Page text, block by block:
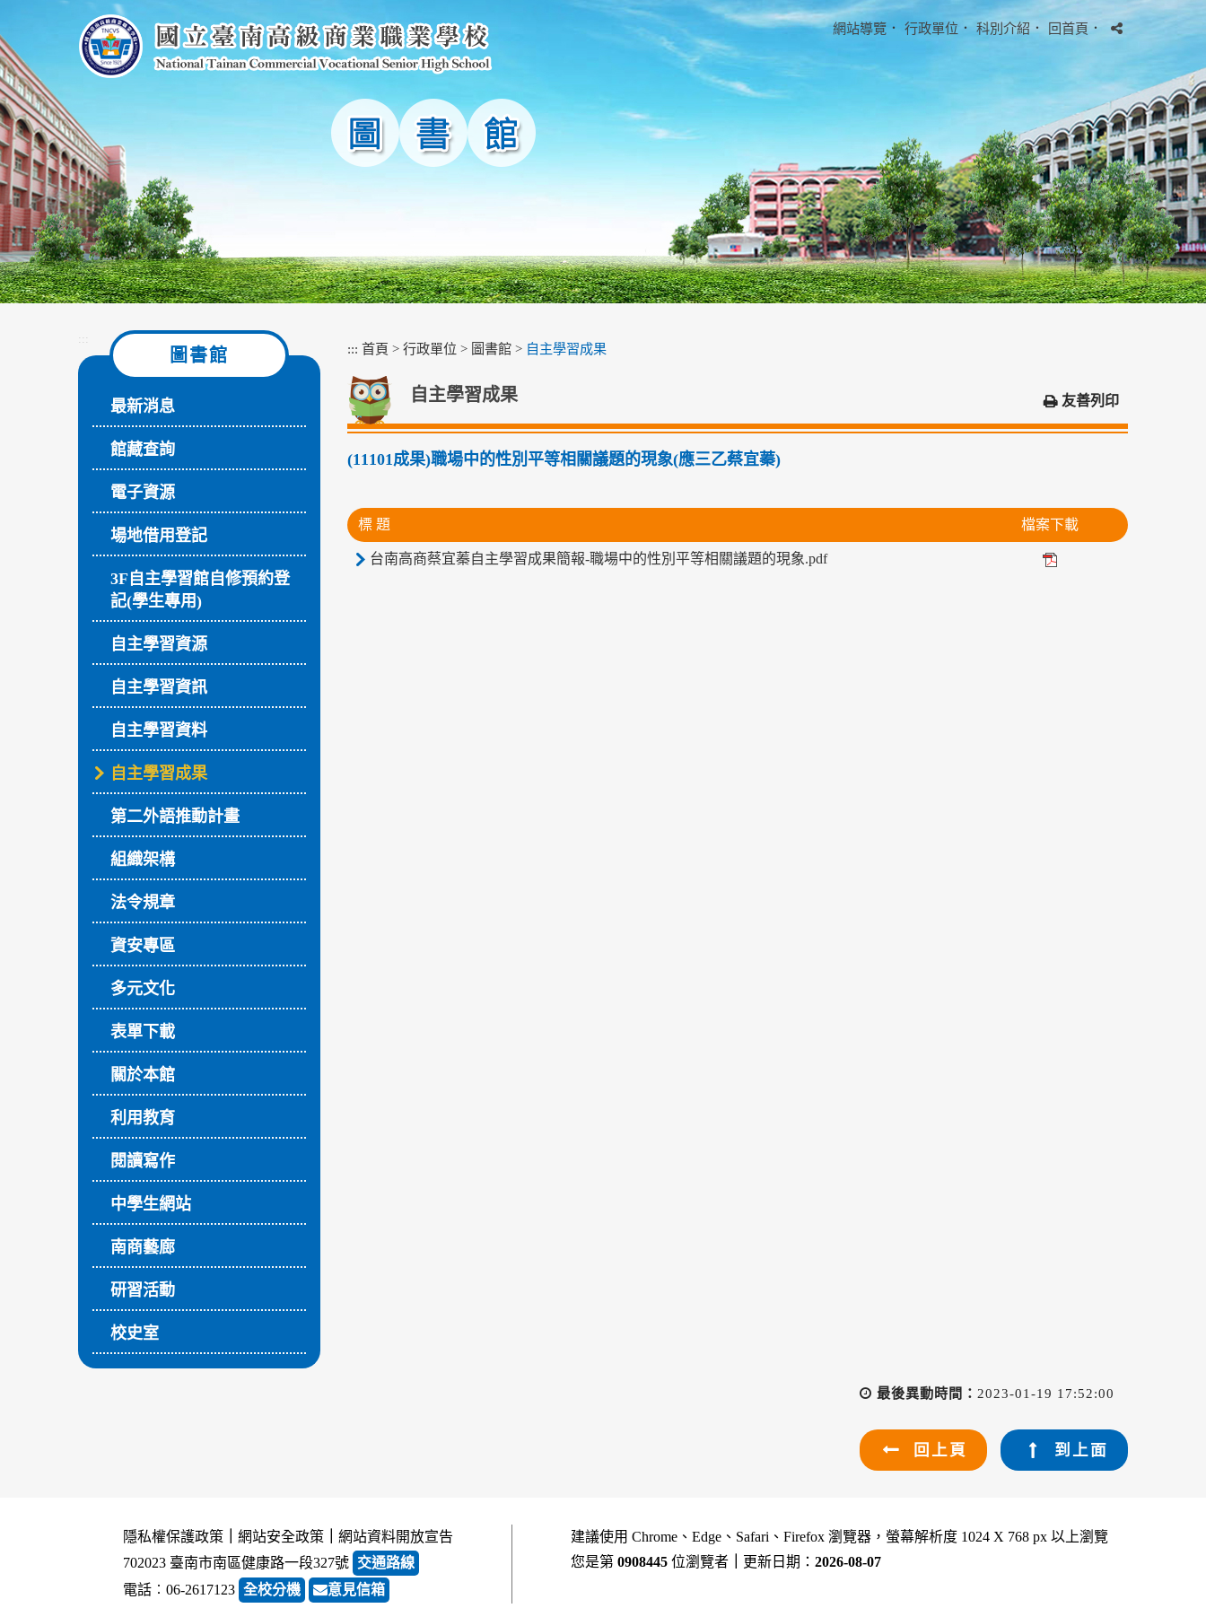
主
要
內
容
區
塊
網站導覽 ． 行政單位 ． 科別介紹． 回首頁．
:::
圖書館
最新消息
館藏查詢
電子資源
場地借用登記
3F自主學習館自修預約登
記(學生專用)
自主學習資源
自主學習資訊
自主學習資料
自主學習成果
第二外語推動計畫
組織架構
法令規章
資安專區
多元文化
表單下載
關於本館
利用教育
閱讀寫作
中學生網站
南商藝廊
研習活動
校史室
::: 首頁 > 行政單位 > 圖書館 > 自主學習成果
自主學習成果 友善列印
(11101成果)職場中的性別平等相關議題的現象(應三乙蔡宜蓁)
標 題 檔案下載
台南高商蔡宜蓁自主學習成果簡報-職場中的性別平等相關議題的現象.pdf
最後異動時間： 2023-01-19 17:52:00
回上頁 到上面
隱私權保護政策 網站安全政策
網站資料開放宣告
702023 臺南市南區健康路一段327號 交通路線
電話︰06-2617123 全校分機 意見信箱
建議使用 Chrome、Edge、Safari、Firefox 瀏覽器，螢幕解析度 1024 X 768 px 以上瀏覽
您是第 0908445 位瀏覽者 更新日期： 2026-08-07